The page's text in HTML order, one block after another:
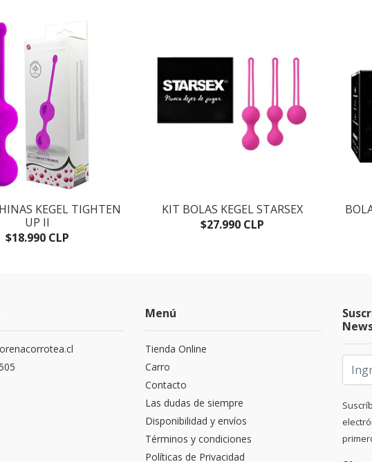
KEGEL TIGHTEN
UP II
$18.990 CLP
KIT BOLAS KEGEL STARSEX
$27.990 CLP
Menú
Tienda Online
Carro
Contacto
Las dudas de siempre
Disponibilidad y envíos
Términos y condiciones
Políticas de Privacidad